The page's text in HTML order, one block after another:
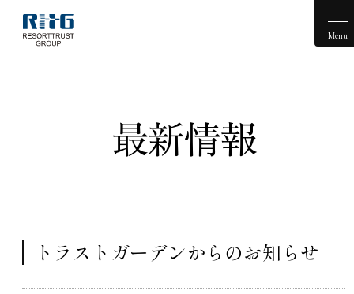
Menu
最新情報
トラストガーデンからのお知らせ